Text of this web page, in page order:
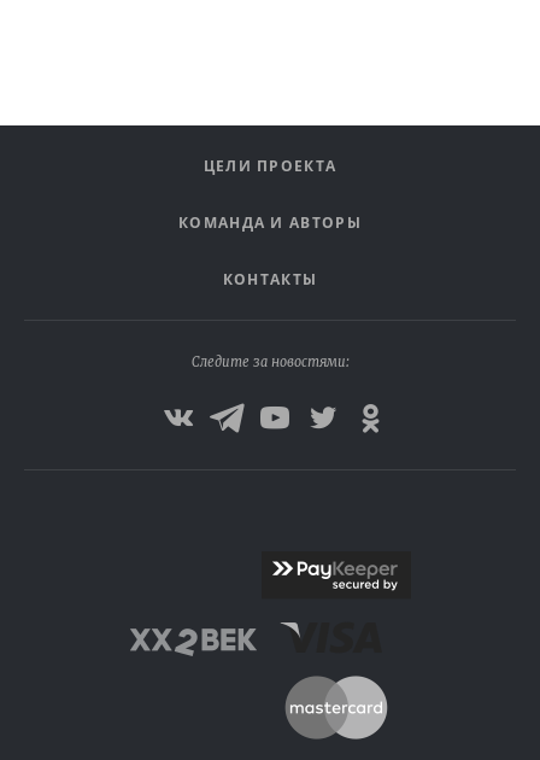
ЦЕЛИ ПРОЕКТА
КОМАНДА И АВТОРЫ
КОНТАКТЫ
Следите за новостями: